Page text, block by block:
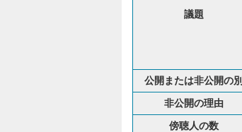
議題
公開または非公開の別
非公開の理由
傍聴人の数